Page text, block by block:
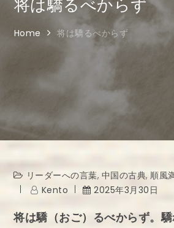
将は驕るべからず
Home 将は驕るべからず
リーダーへの言葉, 中国の古典,順風
Kento
2025年3月30日
将は驕（おご）るべからず。